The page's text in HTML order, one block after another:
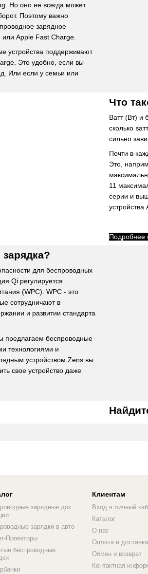
Но оно не всегда может
Поэтому важно
зарядное
Apple Fast Charge.
устройства поддерживают
Это удобно, если вы
Или если у семьи или
Что
Ватт (Вт) и
сколько
сильно
Почти в
Это,
11
серии и
устройства
Подробнее
для беспроводных
Qi регулируется
(WPC). WPC - это
сотрудничают в
и развитии стандарта
предлагаем беспроводные
технологиями и
устройством Zens вы
свое устройство даже
зарядные док
зарядки в авто
Проекторы
беспроводные
Клиентам
Вход в личный
Каталог
О нас
Оплата и доставка
Обмен и возврат
Контактная